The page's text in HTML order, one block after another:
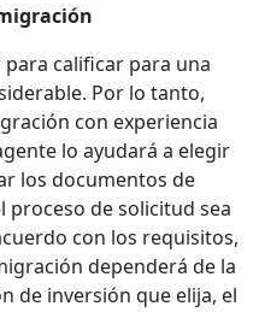
calificar para una
Por lo tanto,
con experiencia
lo ayudará a elegir
los documentos de
proceso de solicitud sea
con los requisitos,
dependerá de la
de inversión que elija, el